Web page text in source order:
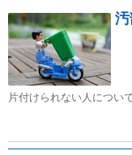
片付けられない人につい